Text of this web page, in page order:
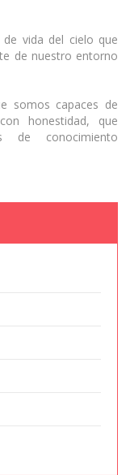
vida del cielo que
de nuestro entorno
somos capaces de
honestidad, que
de conocimiento